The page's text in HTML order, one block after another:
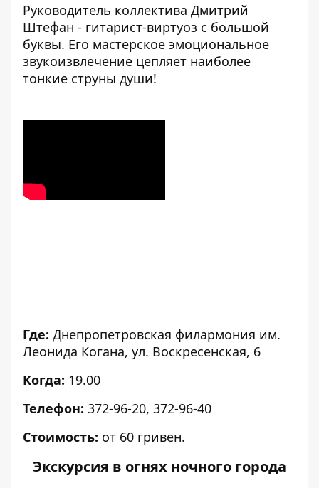
Руководитель коллектива Дмитрий
Штефан - гитарист-виртуоз с большой
буквы. Его мастерское эмоциональное
звукоизвлечение цепляет наиболее
тонкие струны души!
Где: Днепропетровская филармония им.
Леонида Когана, ул. Воскресенская, 6
Когда: 19.00
Телефон: 372-96-20, 372-96-40
Стоимость: от 60 гривен.
Экскурсия в огнях ночного города